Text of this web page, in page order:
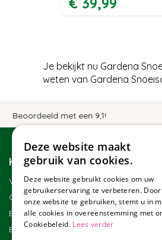
Je bekijkt nu Gardena
weten van Gardena
met een 9,1!
Klantenservice
Veelgestelde vragen
Contact
Bestellen
Bezorgen en afhalen
Deze website maakt
gebruik van cookies.
Deze website gebruikt cookies om uw
gebruikerservaring te verbeteren. Door
onze website te gebruiken, stemt u in
alle cookies in overeenstemming met
Cookiebeleid. Lees verder